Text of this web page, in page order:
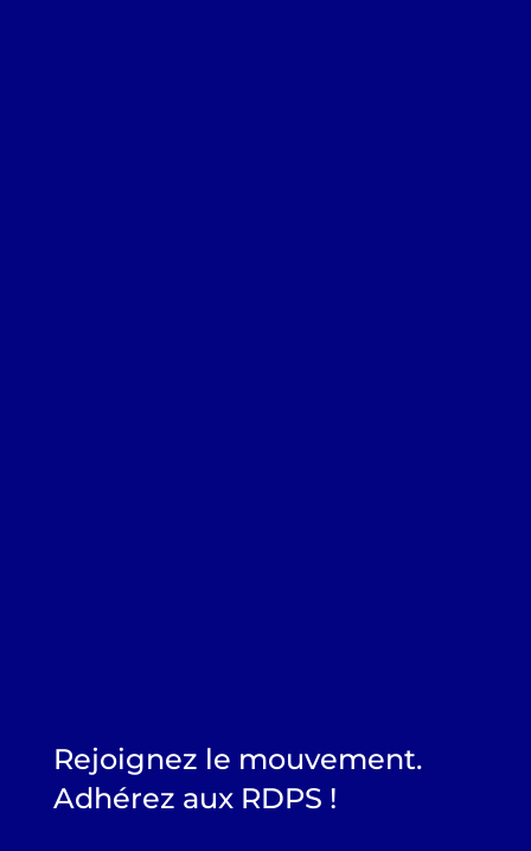
Rejoignez le mouvement.
Adhérez aux RDPS !